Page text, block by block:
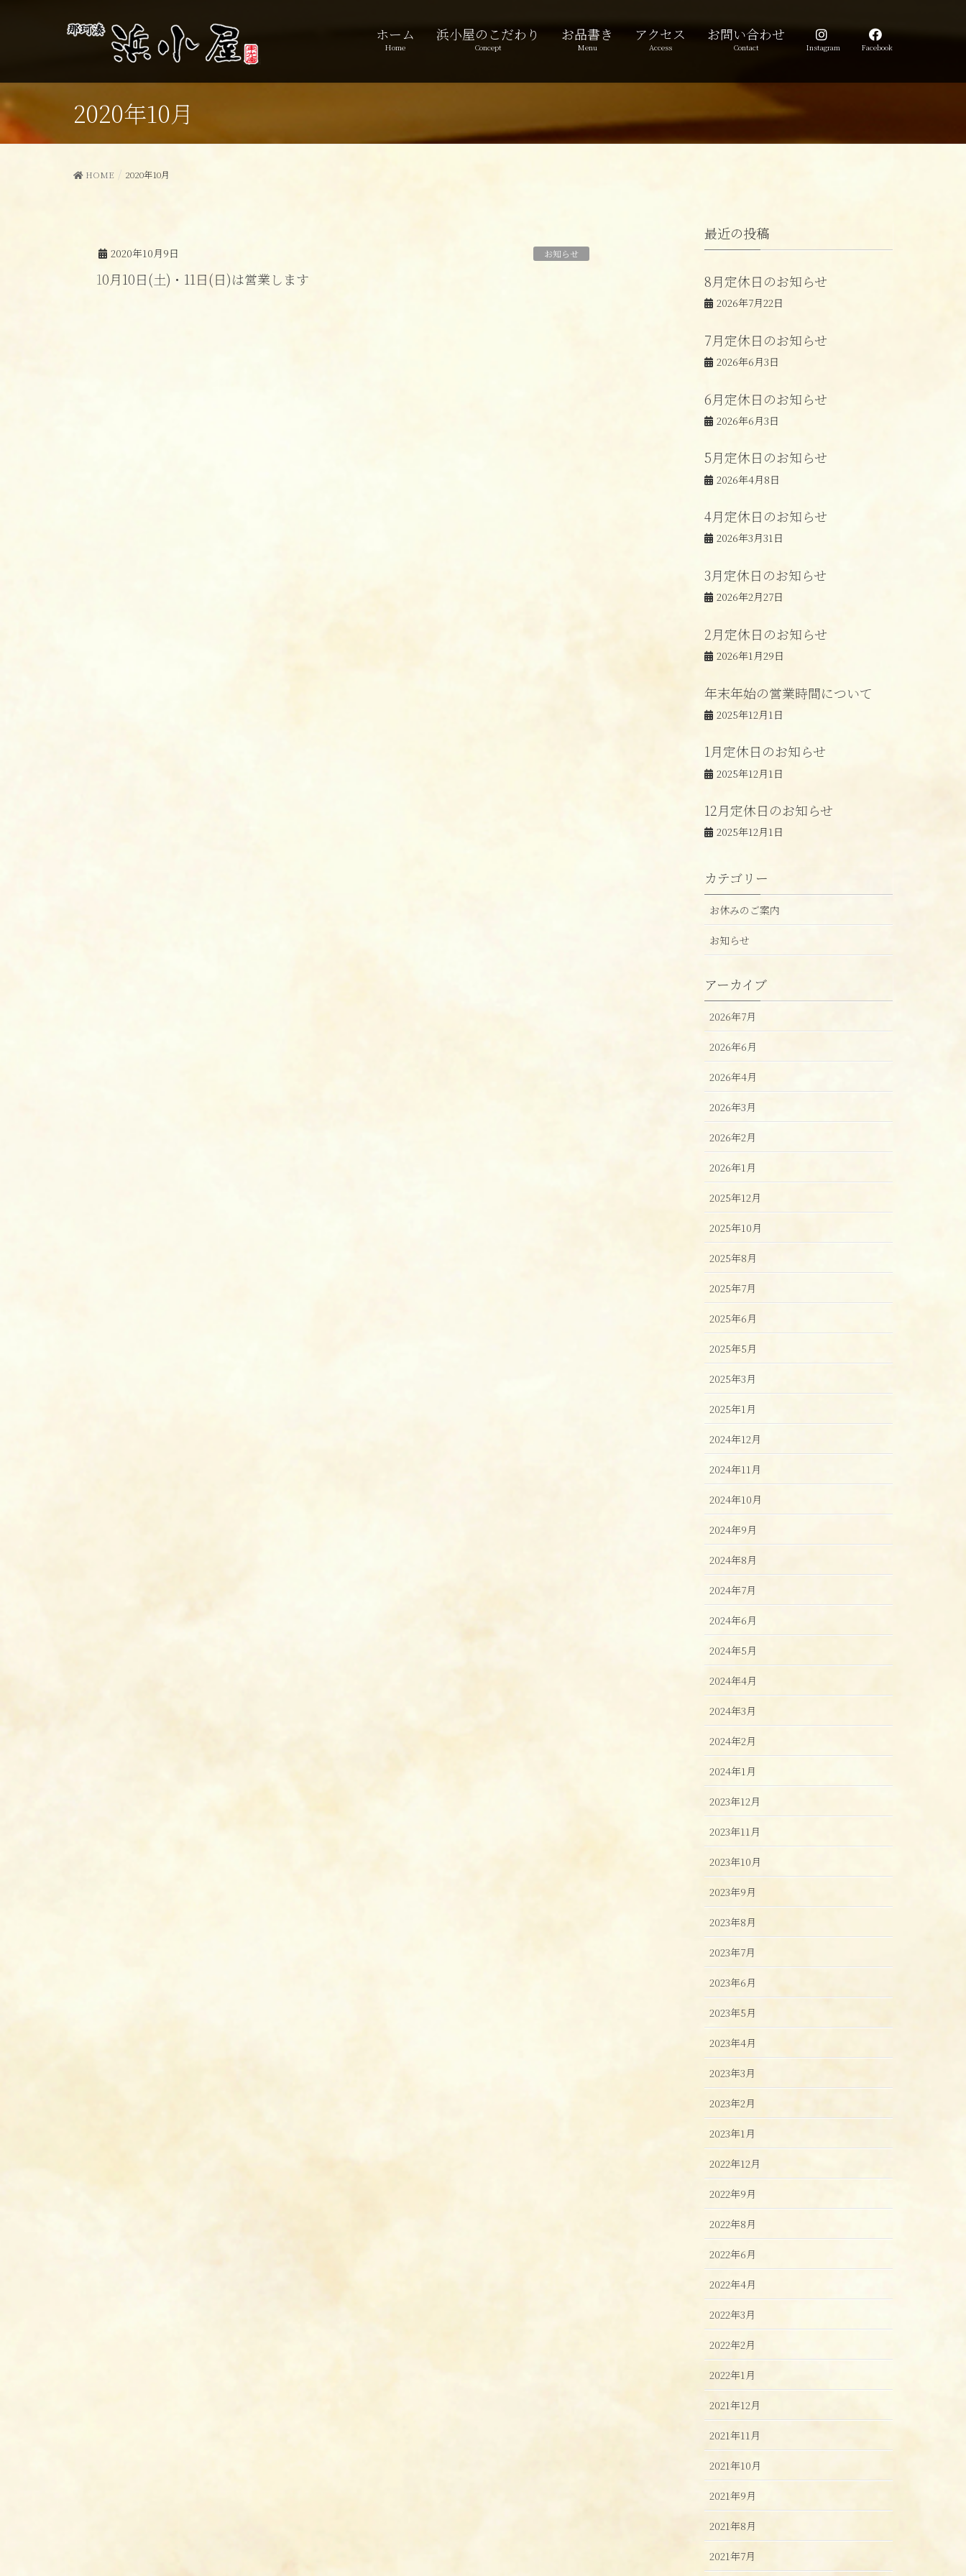
ホーム
Home
浜小屋のこだわり
Concept
お品書き
Menu
アクセス
Access
お問い合わせ
Contact Instagram Facebook
2020年10月
HOME 2020年10月
2020年10月9日 お知らせ
10月10日(土)・11日(日)は営業します
最近の投稿
8月定休日のお知らせ
2026年7月22日
7月定休日のお知らせ
2026年6月3日
6月定休日のお知らせ
2026年6月3日
5月定休日のお知らせ
2026年4月8日
4月定休日のお知らせ
2026年3月31日
3月定休日のお知らせ
2026年2月27日
2月定休日のお知らせ
2026年1月29日
年末年始の営業時間について
2025年12月1日
1月定休日のお知らせ
2025年12月1日
12月定休日のお知らせ
2025年12月1日
カテゴリー
お休みのご案内
お知らせ
アーカイブ
2026年7月
2026年6月
2026年4月
2026年3月
2026年2月
2026年1月
2025年12月
2025年10月
2025年8月
2025年7月
2025年6月
2025年5月
2025年3月
2025年1月
2024年12月
2024年11月
2024年10月
2024年9月
2024年8月
2024年7月
2024年6月
2024年5月
2024年4月
2024年3月
2024年2月
2024年1月
2023年12月
2023年11月
2023年10月
2023年9月
2023年8月
2023年7月
2023年6月
2023年5月
2023年4月
2023年3月
2023年2月
2023年1月
2022年12月
2022年9月
2022年8月
2022年6月
2022年4月
2022年3月
2022年2月
2022年1月
2021年12月
2021年11月
2021年10月
2021年9月
2021年8月
2021年7月